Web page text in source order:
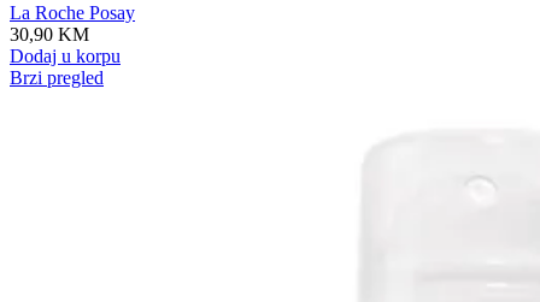
La Roche Posay
30,90 KM
Dodaj u korpu
Brzi pregled